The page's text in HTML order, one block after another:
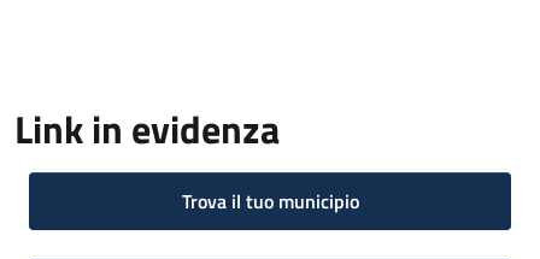
Link in evidenza
Trova il tuo municipio